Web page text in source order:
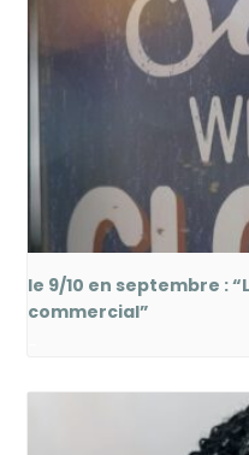
le 9/10 en septembre :
commercial”